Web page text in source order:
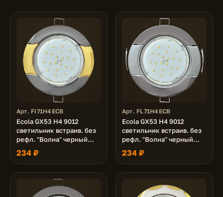
Арт. FI71H4ECB
Ecola GX53 H4 9012
светильник встраив. без
рефл. "Волна" черный
хром-золото 38x116 (к+)
234 ₽
Арт. FL71H4ECB
Ecola GX53 H4 9012
светильник встраив. без
рефл. "Волна" черный
хром-серебро 38x116 (к+)
234 ₽